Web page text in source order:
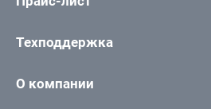
Техподдержка
О компании